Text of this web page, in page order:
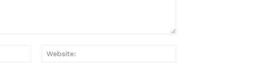
Email:*